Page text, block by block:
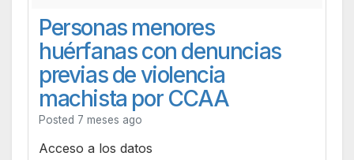
Personas menores
huérfanas con denuncias
previas de violencia
machista por CCAA
Posted 7 meses ago
Acceso a los datos